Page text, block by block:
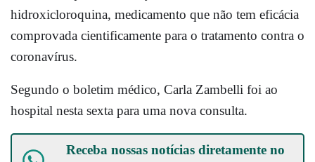
hidroxicloroquina, medicamento que não tem eficácia
comprovada cientificamente para o tratamento contra o
coronavírus.
Segundo o boletim médico, Carla Zambelli foi ao
hospital nesta sexta para uma nova consulta.
Receba nossas notícias diretamente no